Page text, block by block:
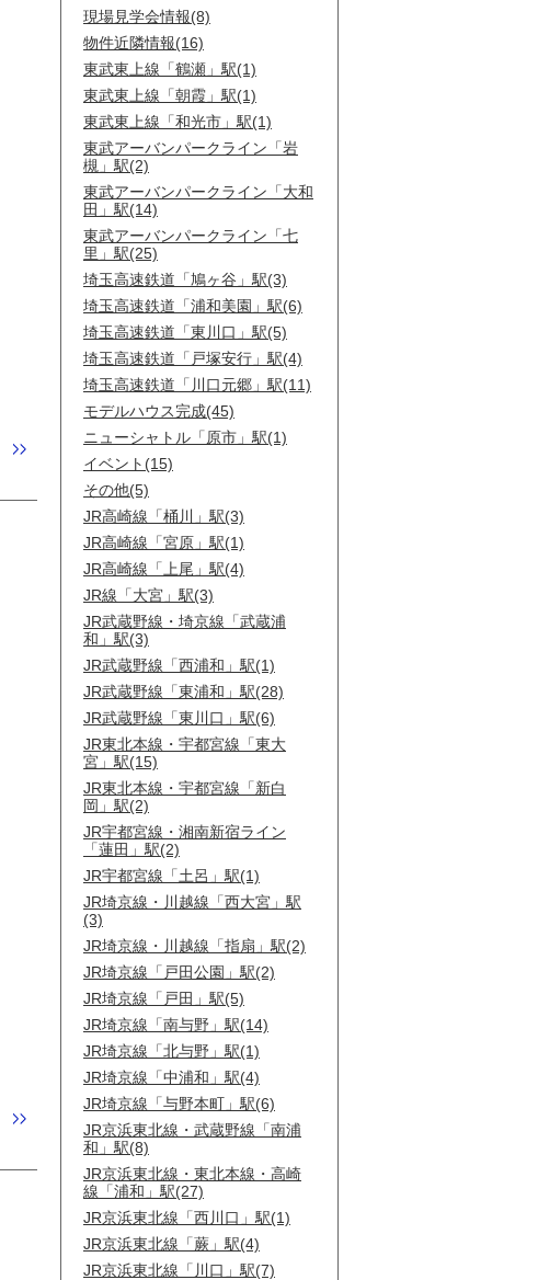
現場見学会情報(8)
物件近隣情報(16)
東武東上線「鶴瀬」駅(1)
東武東上線「朝霞」駅(1)
東武東上線「和光市」駅(1)
東武アーバンパークライン「岩
槻」駅(2)
東武アーバンパークライン「大和
田」駅(14)
東武アーバンパークライン「七
里」駅(25)
埼玉高速鉄道「鳩ヶ谷」駅(3)
埼玉高速鉄道「浦和美園」駅(6)
埼玉高速鉄道「東川口」駅(5)
埼玉高速鉄道「戸塚安行」駅(4)
埼玉高速鉄道「川口元郷」駅(11)
モデルハウス完成(45)
ニューシャトル「原市」駅(1)
イベント(15)
その他(5)
JR高崎線「桶川」駅(3)
JR高崎線「宮原」駅(1)
JR高崎線「上尾」駅(4)
JR線「大宮」駅(3)
JR武蔵野線・埼京線「武蔵浦
和」駅(3)
JR武蔵野線「西浦和」駅(1)
JR武蔵野線「東浦和」駅(28)
JR武蔵野線「東川口」駅(6)
JR東北本線・宇都宮線「東大
宮」駅(15)
JR東北本線・宇都宮線「新白
岡」駅(2)
JR宇都宮線・湘南新宿ライン
「蓮田」駅(2)
JR宇都宮線「土呂」駅(1)
JR埼京線・川越線「西大宮」駅
(3)
JR埼京線・川越線「指扇」駅(2)
JR埼京線「戸田公園」駅(2)
JR埼京線「戸田」駅(5)
JR埼京線「南与野」駅(14)
JR埼京線「北与野」駅(1)
JR埼京線「中浦和」駅(4)
JR埼京線「与野本町」駅(6)
JR京浜東北線・武蔵野線「南浦
和」駅(8)
JR京浜東北線・東北本線・高崎
線「浦和」駅(27)
JR京浜東北線「西川口」駅(1)
JR京浜東北線「蕨」駅(4)
JR京浜東北線「川口」駅(7)